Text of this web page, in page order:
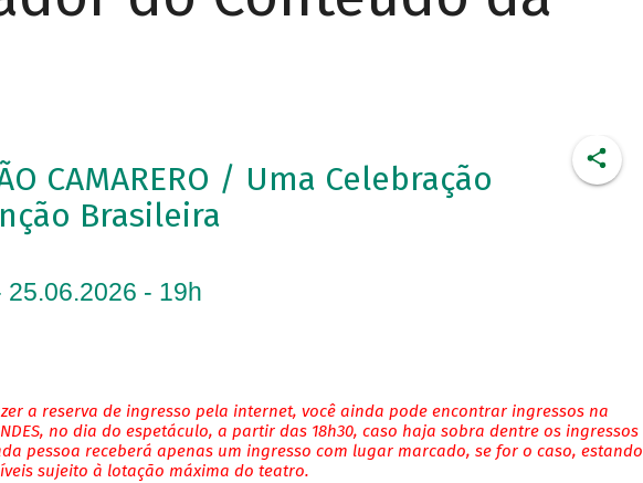
CAMARERO / Uma Celebração
Brasileira
25.06.2026 - 19h
a reserva de ingresso pela internet, você ainda pode encontrar ingressos na
no dia do espetáculo, a partir das 18h30, caso haja sobra dentre os ingressos
pessoa receberá apenas um ingresso com lugar marcado, se for o caso, estando
sujeito à lotação máxima do teatro.